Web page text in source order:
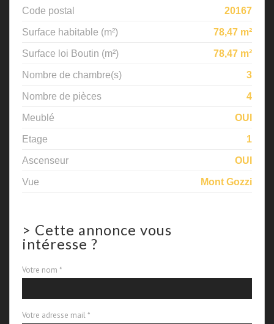
Code postal
20167
Surface habitable (m²)
78,47 m²
Surface loi Boutin (m²)
78,47 m²
Nombre de chambre(s)
3
Nombre de pièces
4
Meublé
OUI
Etage
1
Ascenseur
OUI
Vue
Mont Gozzi
> Cette annonce vous
intéresse ?
Votre nom *
Votre adresse mail *